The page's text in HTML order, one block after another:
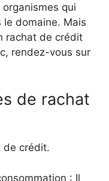
qui
domaine. Mais
rachat de crédit
rendez-vous sur
de rachat
de crédit.
: Il